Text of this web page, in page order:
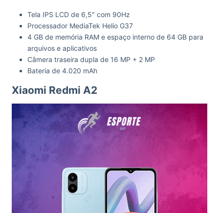
Tela IPS LCD de 6,5″ com 90Hz
Processador MediaTek Helio G37
4 GB de memória RAM e espaço interno de 64 GB para
arquivos e aplicativos
Câmera traseira dupla de 16 MP + 2 MP
Bateria de 4.020 mAh
Xiaomi Redmi A2